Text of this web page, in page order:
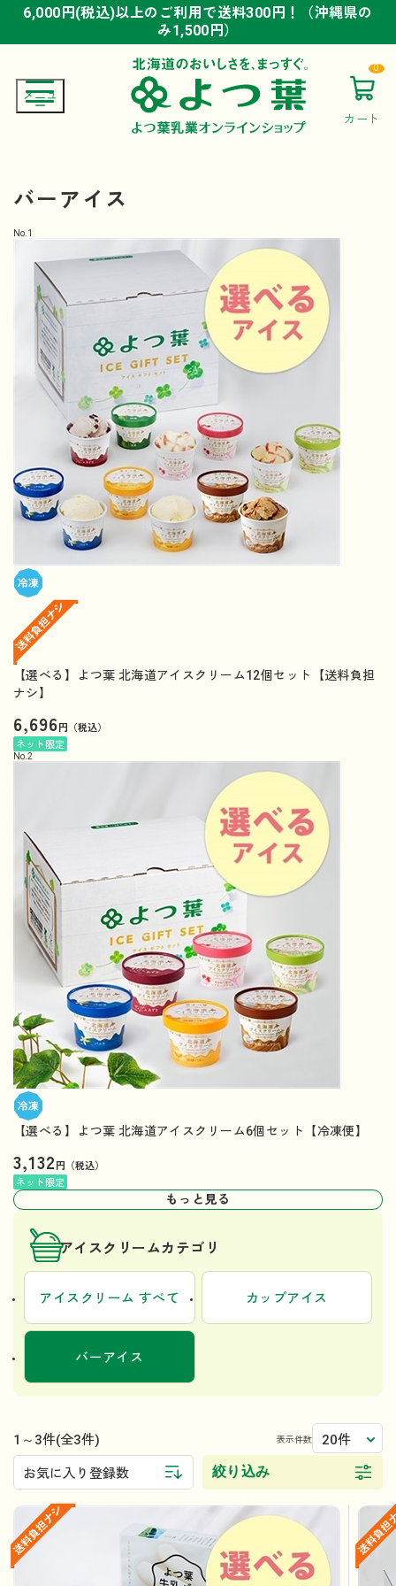
6,000円(税込)以上のご利用で送料300円！（沖縄県の
み1,500円）
6,000円(税込)以上のご利用で送料300円！（沖縄県の
み1,500円）
6,000円(税込)以上のご利用で送料300円！（沖縄県の
み1,500円）
カート
0
バーアイス
No. 1
【選べる】よつ葉 北海道アイスクリーム12個セット【送料負担
ナシ】
6,696円（税込）
ネット限定
No. 2
【選べる】よつ葉 北海道アイスクリーム6個セット【冷凍便】
3,132円（税込）
ネット限定
もっと見る
アイスクリームカテゴリ
アイスクリーム すべて カップアイス
バーアイス
1～3件(全3件) 表示件数 20件
お気に入り登録数 絞り込み